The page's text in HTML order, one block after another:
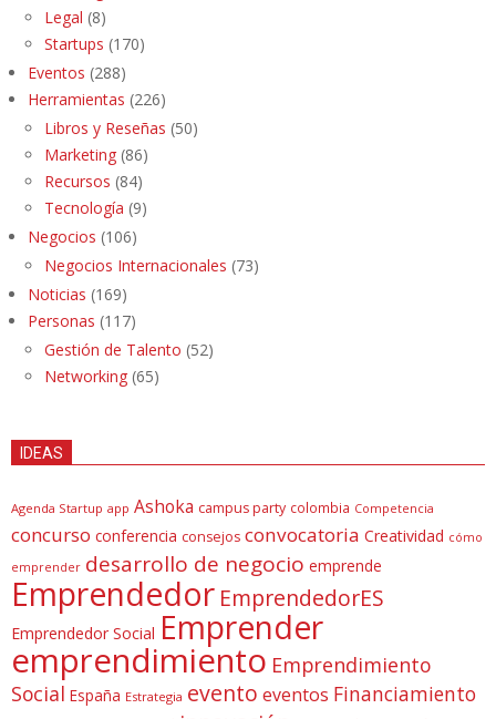
Legal (8)
Startups (170)
Eventos (288)
Herramientas (226)
Libros y Reseñas (50)
Marketing (86)
Recursos (84)
Tecnología (9)
Negocios (106)
Negocios Internacionales (73)
Noticias (169)
Personas (117)
Gestión de Talento (52)
Networking (65)
IDEAS
Agenda Startup app Ashoka campus party colombia Competencia
concurso conferencia consejos convocatoria Creatividad cómo
emprender desarrollo de negocio emprende
Emprendedor EmprendedorES
Emprendedor Social Emprender
emprendimiento Emprendimiento
Social España Estrategia evento eventos Financiamiento